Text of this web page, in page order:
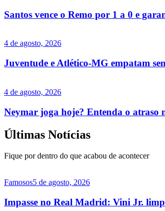
Santos vence o Remo por 1 a 0 e
4 de agosto, 2026
Juventude e Atlético-MG empatam
4 de agosto, 2026
Neymar joga hoje? Entenda o atraso
Últimas Notícias
Fique por dentro do que acabou de acontecer
Famosos5 de agosto, 2026
Impasse no Real Madrid: Vini Jr.